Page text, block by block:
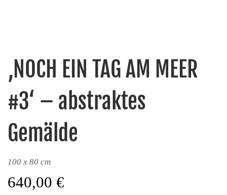
‚NOCH EIN TAG AM MEER
#3‘ – abstraktes
Gemälde
100 x 80 cm
640,00 €